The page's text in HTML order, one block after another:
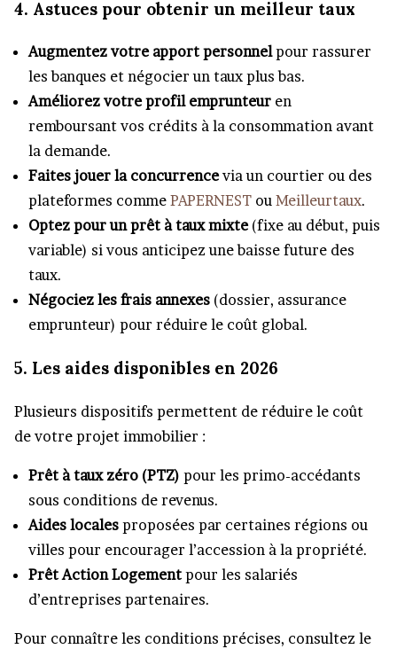
4. Astuces pour obtenir un meilleur taux
Augmentez votre apport personnelpour rassurer
les banques et négocier un taux plus bas.
Améliorez votre profil emprunteur en
remboursant vos crédits à la consommation avant
la demande.
Faites jouer la concurrencevia un courtier ou des
plateformes comme PAPERNEST ou Meilleurtaux.
Optez pour un prêt à taux mixte(fixe au début, puis
variable) si vous anticipez une baisse future des
taux.
Négociez les frais annexes (dossier, assurance
emprunteur) pour réduire le coût global.
5. Les aides disponibles en 2026
Plusieurs dispositifs permettent de réduire le coût
de votre projet immobilier :
Prêt à taux zéro (PTZ) pour les primo-accédants
sous conditions de revenus.
Aides locales proposées par certaines régions ou
villes pour encourager l’accession à la propriété.
Prêt Action Logement pour les salariés
d’entreprises partenaires.
Pour connaître les conditions précises, consultez le